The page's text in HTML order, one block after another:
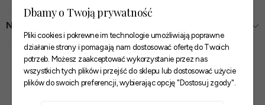
Nasze sklepy
Zaufane płatności
Dbamy o Twoją prywatność
Pliki cookies i pokrewne im technologie umożliwiają poprawne
działanie strony i pomagają nam dostosować ofertę do Twoich
potrzeb. Możesz zaakceptować wykorzystanie przez nas
wszystkich tych plików i przejść do sklepu lub dostosować użycie
plików do swoich preferencji, wybierając opcję "Dostosuj zgody".